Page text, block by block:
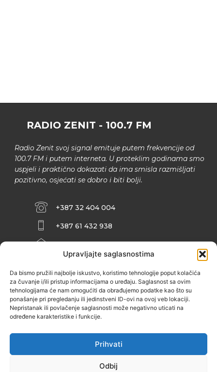
Upravljajte saglasnostima
Da bismo pružili najbolje iskustvo, koristimo tehnologije poput kolačića
za čuvanje i/ili pristup informacijama o uređaju. Saglasnost sa ovim
tehnologijama će nam omogućiti da obrađujemo podatke kao što su
ponašanje pri pregledanju ili jedinstveni ID-ovi na ovoj veb lokaciji.
Nepristanak ili povlačenje saglasnosti može negativno uticati na
određene karakteristike i funkcije.
Prihvati
Odbij
RADIO ZENIT - 100.7 FM
Radio Zenit svoj signal emituje putem frekvencije od
100.7 FM i putem interneta. U proteklim godinama smo
uspjeli i praktično dokazati da ima smisla razmišljati
pozitivno, osjećati se dobro i biti bolji.
+387 32 404 004
+387 61 432 938
ZENIČANKA, 3. SPRAT), 72000 ZENICA